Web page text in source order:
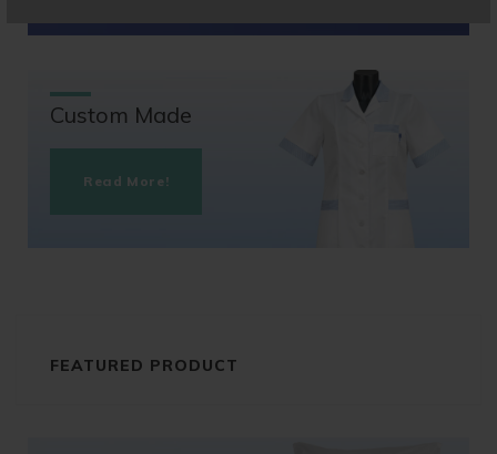
Custom Made
Read More!
FEATURED PRODUCT